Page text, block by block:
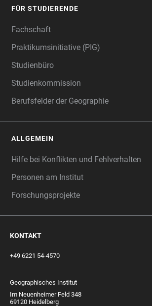
FÜR STUDIERENDE
Fachschaft
Praktikumsinitiative (PIG)
Studienbüro
Studienkommission
Berufsfelder der Geographie
ALLGEMEIN
Hilfe bei Konflikten und Fehlverhalten
Personen am Institut
Forschungsprojekte
KONTAKT
+49 6221 54-4570
Geographisches Institut
Im Neuenheimer Feld 348
69120 Heidelberg